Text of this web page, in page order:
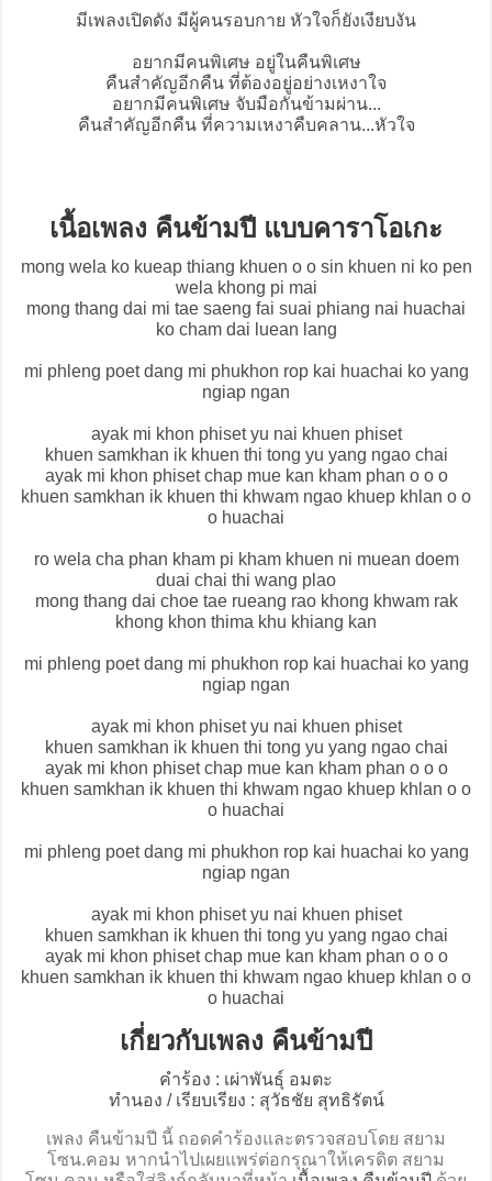
มีเพลงเปิดดัง มีผู้คนรอบกาย หัวใจก็ยังเงียบงัน
อยากมีคนพิเศษ อยู่ในคืนพิเศษ
คืนสำคัญอีกคืน ที่ต้องอยู่อย่างเหงาใจ
อยากมีคนพิเศษ จับมือกันข้ามผ่าน...
คืนสำคัญอีกคืน ที่ความเหงาคืบคลาน...หัวใจ
เนื้อเพลง คืนข้ามปี แบบคาราโอเกะ
mong wela ko kueap thiang khuen o o sin khuen ni ko pen
wela khong pi mai
mong thang dai mi tae saeng fai suai phiang nai huachai
ko cham dai luean lang
mi phleng poet dang mi phukhon rop kai huachai ko yang
ngiap ngan
ayak mi khon phiset yu nai khuen phiset
khuen samkhan ik khuen thi tong yu yang ngao chai
ayak mi khon phiset chap mue kan kham phan o o o
khuen samkhan ik khuen thi khwam ngao khuep khlan o o
o huachai
ro wela cha phan kham pi kham khuen ni muean doem
duai chai thi wang plao
mong thang dai choe tae rueang rao khong khwam rak
khong khon thima khu khiang kan
mi phleng poet dang mi phukhon rop kai huachai ko yang
ngiap ngan
ayak mi khon phiset yu nai khuen phiset
khuen samkhan ik khuen thi tong yu yang ngao chai
ayak mi khon phiset chap mue kan kham phan o o o
khuen samkhan ik khuen thi khwam ngao khuep khlan o o
o huachai
mi phleng poet dang mi phukhon rop kai huachai ko yang
ngiap ngan
ayak mi khon phiset yu nai khuen phiset
khuen samkhan ik khuen thi tong yu yang ngao chai
ayak mi khon phiset chap mue kan kham phan o o o
khuen samkhan ik khuen thi khwam ngao khuep khlan o o
o huachai
เกี่ยวกับเพลง คืนข้ามปี
คำร้อง : เผ่าพันธุ์ อมตะ
ทำนอง / เรียบเรียง : สุวัธชัย สุทธิรัตน์
เพลง คืนข้ามปี นี้ ถอดคำร้องและตรวจสอบโดย สยาม
โซน.คอม หากนำไปเผยแพร่ต่อกรุณาให้เครดิต สยาม